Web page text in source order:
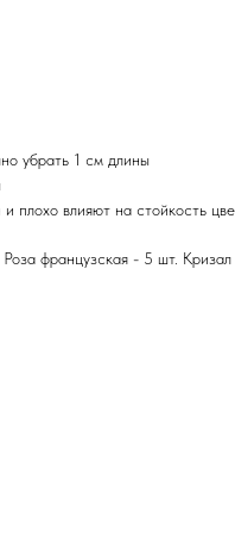
убрать 1 см длины
плохо влияют на стойкость
французская - 5 шт. Кризал